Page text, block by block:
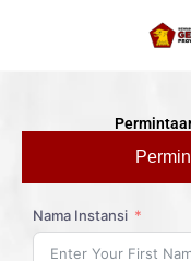
Nama Instansi